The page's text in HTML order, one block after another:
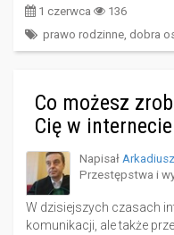
1 czerwca
136
prawo rodzinne, dobra
Co możesz
Cię w internecie
Napisał
Przestępstwa i
W dzisiejszych czasach
komunikacji, ale także